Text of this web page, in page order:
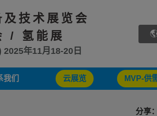
技术展览会
/ 氢能展
2025年11月18-20日
我们 云展览 MVP-供
分享：